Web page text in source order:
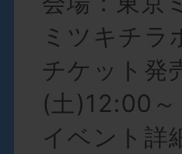
ミツキチラ
チケット発
(土)12:00
イベント詳